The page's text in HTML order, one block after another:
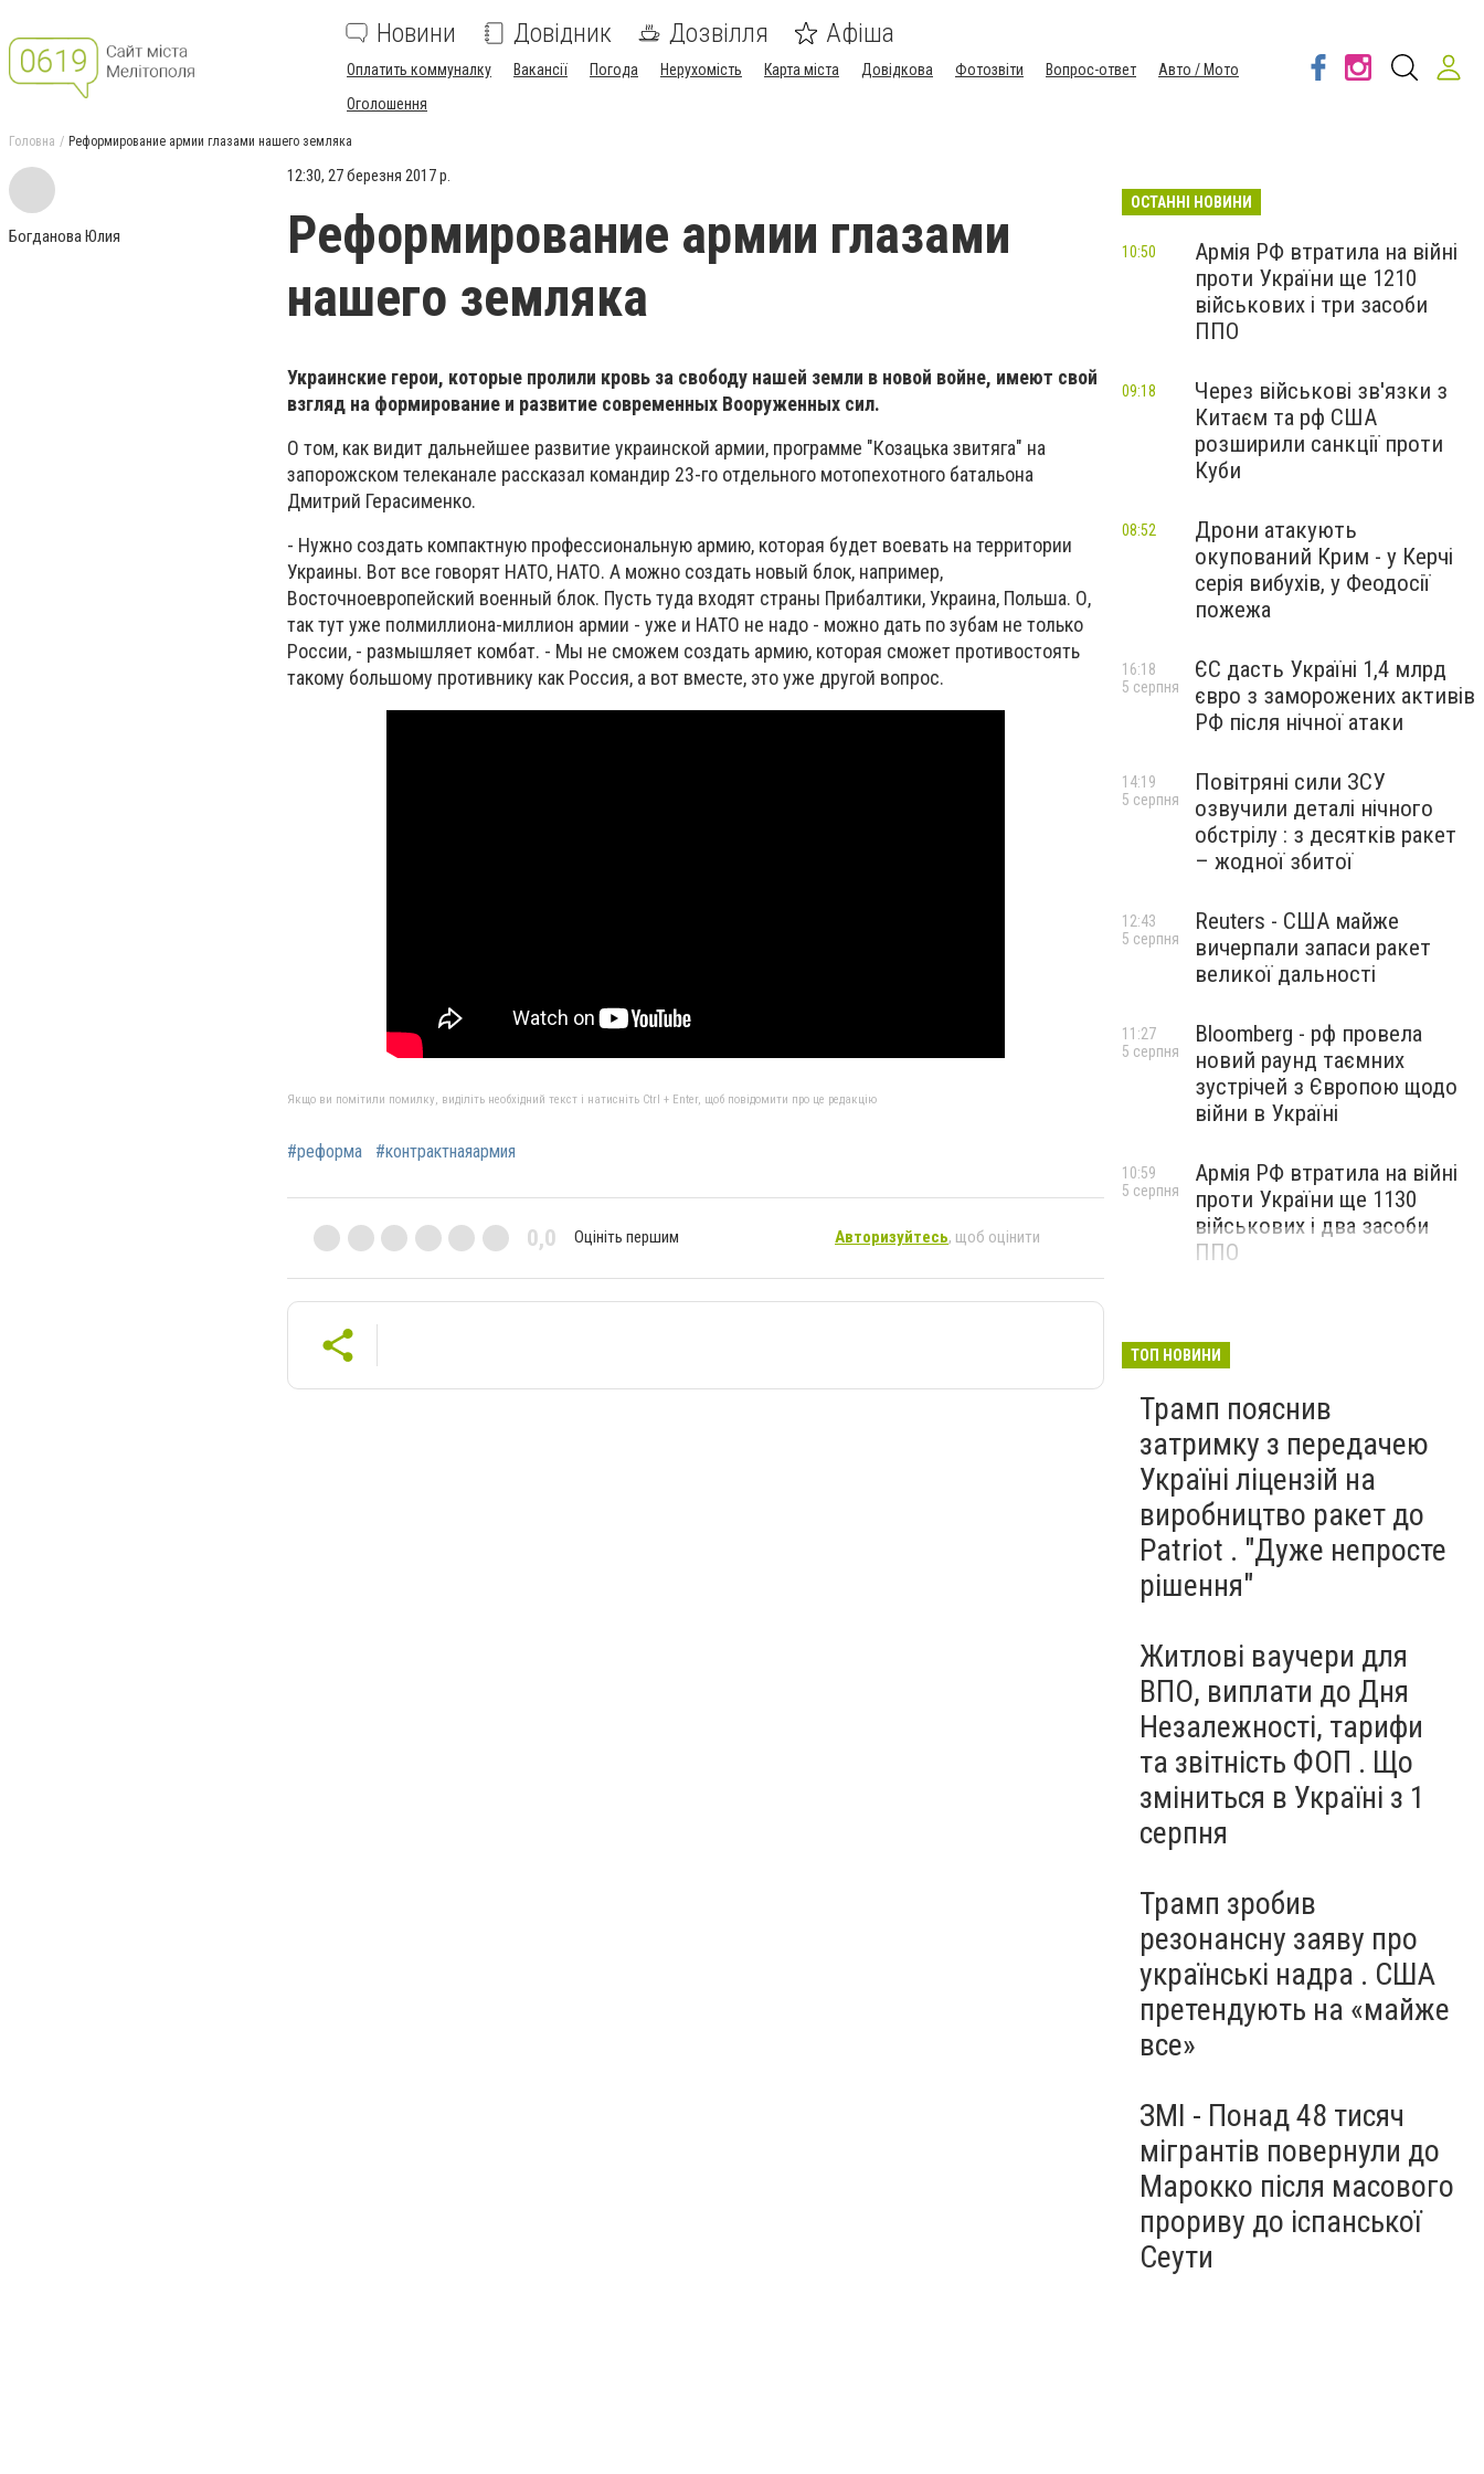
Новини Довідник Дозвілля Афіша
Оплатить коммуналку Вакансії Погода Нерухомість Карта міста Довідкова Фотозвіти Вопрос-ответ
Авто / Мото
Оголошення
Головна Реформирование армии глазами нашего земляка
Богданова Юлия
12:30, 27 березня 2017 р.
Реформирование армии глазами
нашего земляка
Украинские герои, которые пролили кровь за свободу нашей земли в новой войне, имеют свой
взгляд на формирование и развитие современных Вооруженных сил.
О том, как видит дальнейшее развитие украинской армии, программе "Козацька звитяга" на
запорожском телеканале рассказал командир 23-го отдельного мотопехотного батальона
Дмитрий Герасименко.
- Нужно создать компактную профессиональную армию, которая будет воевать на территории
Украины. Вот все говорят НАТО, НАТО. А можно создать новый блок, например,
Восточноевропейский военный блок. Пусть туда входят страны Прибалтики, Украина, Польша. О,
так тут уже полмиллиона-миллион армии - уже и НАТО не надо - можно дать по зубам не только
России, - размышляет комбат. - Мы не сможем создать армию, которая сможет противостоять
такому большому противнику как Россия, а вот вместе, это уже другой вопрос.
Якщо ви помітили помилку, виділіть необхідний текст і натисніть Ctrl + Enter, щоб повідомити про це редакцію
#реформа #контрактнаяармия
0,0 Оцініть першим Авторизуйтесь, щоб оцінити
ОСТАННІ НОВИНИ
Армія РФ втратила на війні
проти України ще 1210
військових і три засоби
ППО
10:50
Через військові зв'язки з
Китаєм та рф США
розширили санкції проти
Куби
09:18
Дрони атакують
окупований Крим - у Керчі
серія вибухів, у Феодосії
пожежа
08:52
ЄС дасть Україні 1,4 млрд
євро з заморожених активів
РФ після нічної атаки
16:18
5 серпня
Повітряні сили ЗСУ
озвучили деталі нічного
обстрілу : з десятків ракет
– жодної збитої
14:19
5 серпня
Reuters - США майже
вичерпали запаси ракет
великої дальності
12:43
5 серпня
Bloomberg - рф провела
новий раунд таємних
зустрічей з Європою щодо
війни в Україні
11:27
5 серпня
Армія РФ втратила на війні
проти України ще 1130
військових і два засоби
ППО
10:59
5 серпня
ТОП НОВИНИ
Трамп пояснив
затримку з передачею
Україні ліцензій на
виробництво ракет до
Patriot . "Дуже непросте
рішення"
Житлові ваучери для
ВПО, виплати до Дня
Незалежності, тарифи
та звітність ФОП . Що
зміниться в Україні з 1
серпня
Трамп зробив
резонансну заяву про
українські надра . США
претендують на «майже
все»
ЗМІ - Понад 48 тисяч
мігрантів повернули до
Марокко після масового
прориву до іспанської
Сеути